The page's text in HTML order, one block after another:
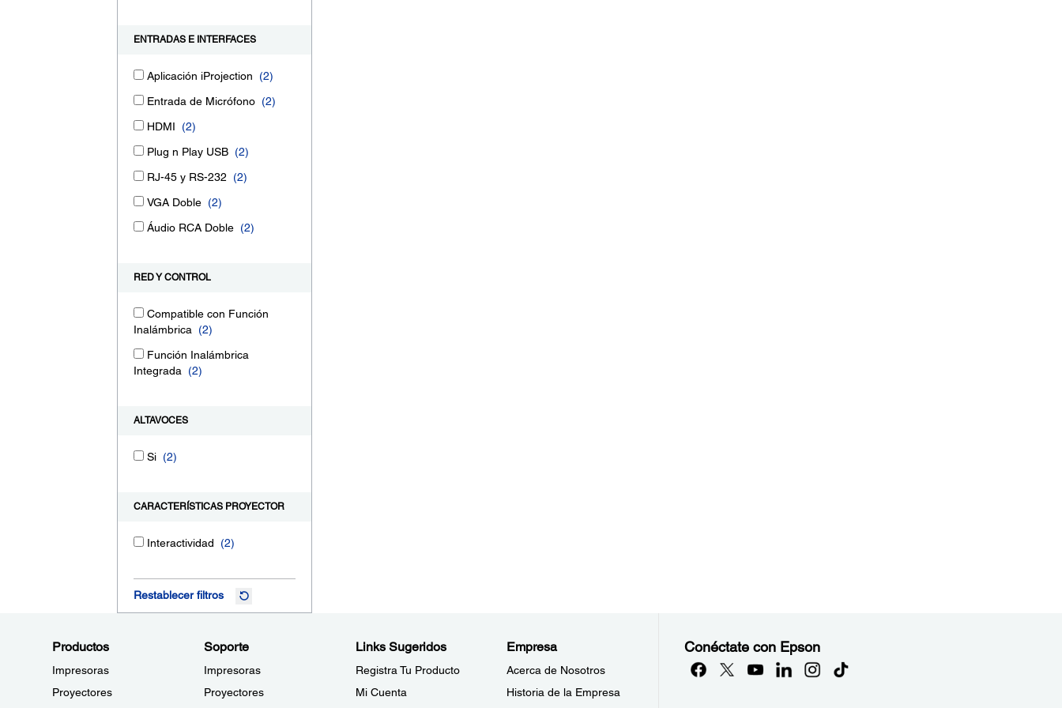
ENTRADAS E INTERFACES
Aplicación iProjection (2)
Entrada de Micrófono (2)
HDMI (2)
Plug n Play USB (2)
RJ-45 y RS-232 (2)
VGA Doble (2)
Áudio RCA Doble (2)
RED Y CONTROL
Compatible con Función
Inalámbrica (2)
Función Inalámbrica
Integrada (2)
ALTAVOCES
Si (2)
CARACTERÍSTICAS PROYECTOR
Interactividad (2)
Restablecer filtros
Productos
Impresoras
Proyectores
Soporte
Impresoras
Proyectores
Links Sugeridos
Registra Tu Producto
Mi Cuenta
Empresa
Acerca de Nosotros
Historia de la Empresa
Conéctate con Epson